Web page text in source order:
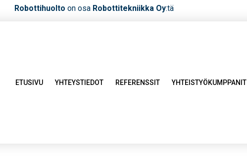
Robottihuolto on osa Robottitekniikka Oy:tä
ETUSIVU YHTEYSTIEDOT REFERENSSIT YHTEISTYÖKUMPPANIT